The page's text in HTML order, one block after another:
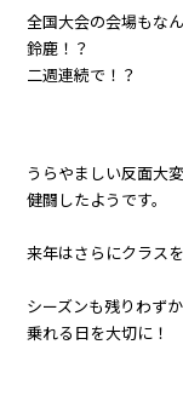
全国大会の会場もな
鈴鹿！？
二週連続で！？
うらやましい反面大
健闘したようです。
来年はさらにクラス
シーズンも残りわず
乗れる日を大切に！